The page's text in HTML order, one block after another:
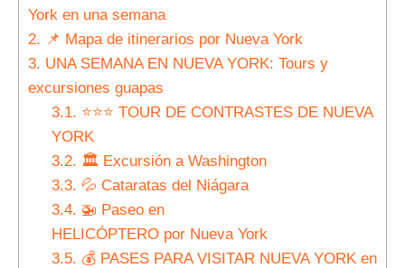
York en una semana
2. 📌 Mapa de itinerarios por Nueva York
3. UNA SEMANA EN NUEVA YORK: Tours y
excursiones guapas
3.1. ⭐⭐⭐ TOUR DE CONTRASTES DE NUEVA
YORK
3.2. 🏛 Excursión a Washington
3.3. 💦 Cataratas del Niágara
3.4. 🚁 Paseo en
HELICÓPTERO por Nueva York
3.5. 💰 PASES PARA VISITAR NUEVA YORK en